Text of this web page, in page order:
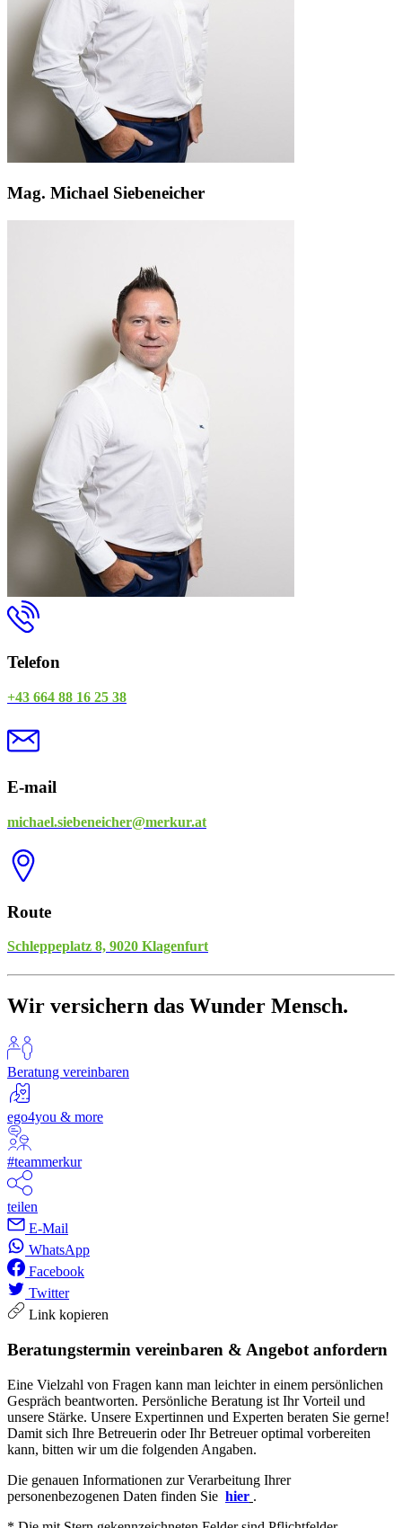
Mag. Michael Siebeneicher
Telefon
+43 664 88 16 25 38
E-mail
michael.siebeneicher@merkur.at
Route
Schleppeplatz 8, 9020 Klagenfurt
Wir versichern das Wunder Mensch.
Beratung vereinbaren
ego4you & more
#teammerkur
teilen
E-Mail
WhatsApp
Facebook
Twitter
Link kopieren
Beratungstermin vereinbaren & Angebot anfordern
Eine Vielzahl von Fragen kann man leichter in einem persönlichen
Gespräch beantworten. Persönliche Beratung ist Ihr Vorteil und
unsere Stärke. Unsere Expertinnen und Experten beraten Sie gerne!
Damit sich Ihre Betreuerin oder Ihr Betreuer optimal vorbereiten
kann, bitten wir um die folgenden Angaben.
Die genauen Informationen zur Verarbeitung Ihrer
personenbezogenen Daten finden Sie hier .